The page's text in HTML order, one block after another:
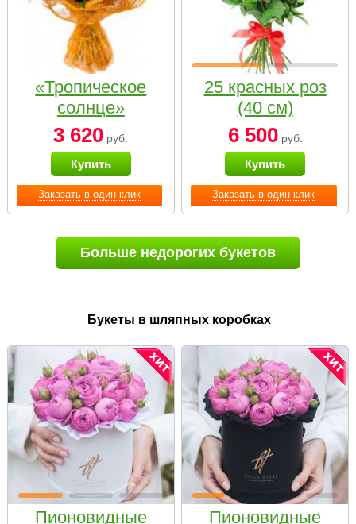
Заказать в один клик
«Тропическое
солнце»
3 620 руб.
Купить
Заказать в один клик
25 красных роз
(40 см)
6 500руб.
Купить
Больше недорогих букетов
Букеты в шляпных коробках
Пионовидные
Пионовидные